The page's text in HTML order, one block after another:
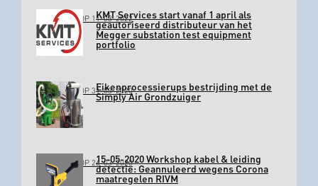
GEPLAATST OP 11-03-2022KMT Services start vanaf 1 april als
geautoriseerd distributeur van het
Megger substation test equipment
portfolio
GEPLAATST OP 31-03-2020Eikenprocessierups bestrijding met de
Simply Air Grondzuiger
GEPLAATST OP 26-03-202015-05-2020 Workshop kabel & leiding
detectie: Geannuleerd wegens Corona
maatregelen RIVM